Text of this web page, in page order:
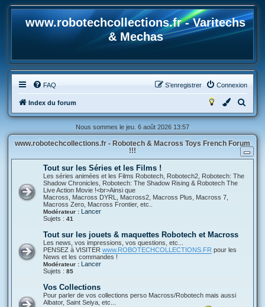
www.robotechcollections.fr - Varitechs
& Mechas
FAQ Connexion
S’enregistrer
Index du forum
e
h
e
Nous sommes le jeu. 6 août 2026 13:57
www.robotechcollections.fr - Robotech & Macross Toys French Forum
!!!
Tout sur les Séries et les Films !
Les séries animées et les Films Robotech, Robotech2, Robotech: The
Shadow Chronicles, Robotech: The Shadow Rising & Robotech The
Live Action Movie !<br>Ainsi que
Macross, Macross DYRL, Macross2, Macross Plus, Macross 7,
Macross Zero, Macross Frontier, etc..
Modérateur : Lancer
Sujets : 41
Tout sur les jouets & maquettes Robotech et Macross
Les news, vos impressions, vos questions, etc...
PENSEZ à VISITER www.ROBOTECHCOLLECTIONS.FR pour les
News et les commandes !
Modérateur : Lancer
Sujets : 85
Vos Collections
Pour parler de vos collections perso Macross/Robotech mais aussi
Albator, Saint Seiya, etc...